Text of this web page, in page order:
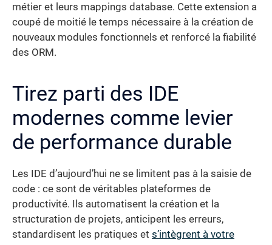
métier et leurs mappings database. Cette extension a
coupé de moitié le temps nécessaire à la création de
nouveaux modules fonctionnels et renforcé la fiabilité
des ORM.
Tirez parti des IDE
modernes comme levier
de performance durable
Les IDE d’aujourd’hui ne se limitent pas à la saisie de
code : ce sont de véritables plateformes de
productivité. Ils automatisent la création et la
structuration de projets, anticipent les erreurs,
standardisent les pratiques et s’intègrent à votre